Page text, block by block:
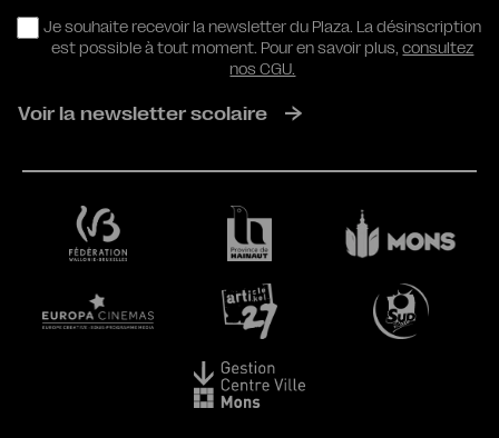
RGPD
Je souhaite recevoir la newsletter du Plaza. La désinscription
est possible à tout moment. Pour en savoir plus,consultez
nos CGU.
Voir la newsletter scolaire